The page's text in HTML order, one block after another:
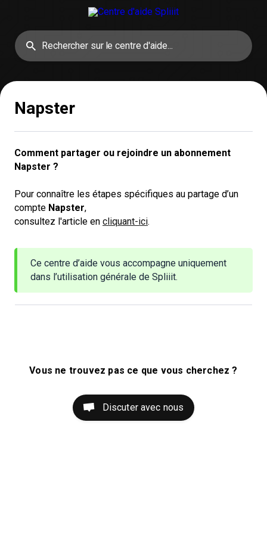
Napster
Comment partager ou rejoindre un abonnement
Napster ?
Pour connaître les étapes spécifiques au partage d’un
compte Napster,
consultez l'article en cliquant-ici.
Ce centre d’aide vous accompagne uniquement
dans l’utilisation générale de Spliiit.
Vous ne trouvez pas ce que vous cherchez ?
Discuter avec nous